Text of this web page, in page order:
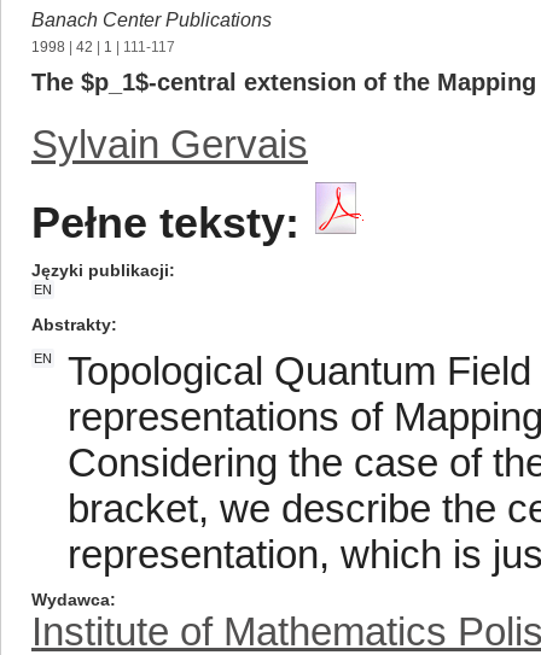
Banach Center Publications
1998 42 1 | 111-117
The $p_1$-central extension of the
Sylvain Gervais
Pełne teksty:
Języki publikacji
EN
Abstrakty
EN
Topological Quantum
representations of
Considering the case of
bracket, we describe the
representation, which is
Wydawca
Institute of Mathematics